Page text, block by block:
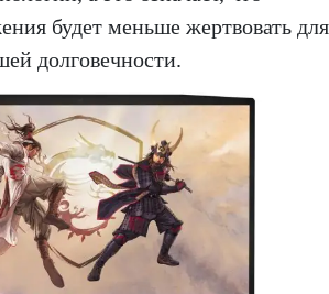
будет меньше жертвовать для
долговечности.